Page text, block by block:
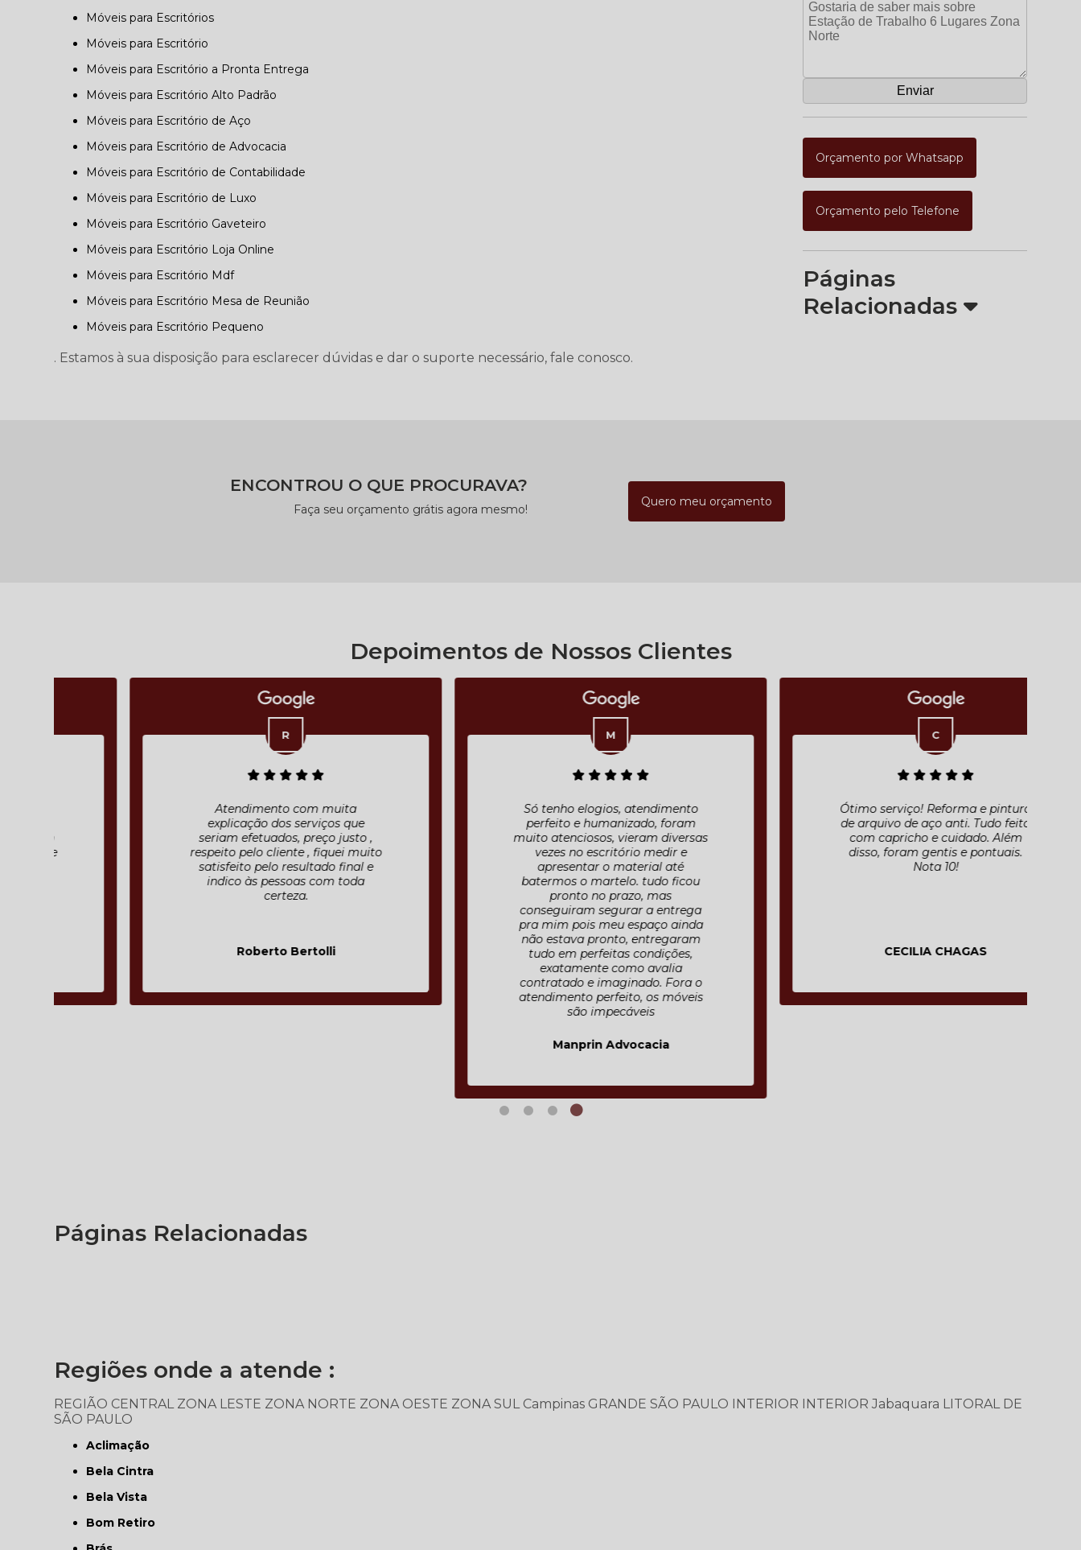
Móveis para Escritórios
Móveis para Escritório
Móveis para Escritório a Pronta Entrega
Móveis para Escritório Alto Padrão
Móveis para Escritório de Aço
Móveis para Escritório de Advocacia
Móveis para Escritório de Contabilidade
Móveis para Escritório de Luxo
Móveis para Escritório Gaveteiro
Móveis para Escritório Loja Online
Móveis para Escritório Mdf
Móveis para Escritório Mesa de Reunião
Móveis para Escritório Pequeno
. Estamos à sua disposição para esclarecer dúvidas e dar o suporte necessário, fale conosco.
Orçamento por Whatsapp
Orçamento pelo Telefone
Páginas
Relacionadas
ENCONTROU O QUE PROCURAVA?
Faça seu orçamento grátis agora mesmo!
Quero meu orçamento
Depoimentos de Nossos Clientes
Atendimento com muita
explicação dos serviços que
seriam efetuados, preço justo ,
respeito pelo cliente , fiquei muito
satisfeito pelo resultado final e
indico às pessoas com toda
Roberto Bertolli
Só tenho elogios, atendimento
perfeito e humanizado, foram
muito atenciosos, vieram diversas
vezes no escritório medir e
apresentar o material até
batermos o martelo. tudo ficou
pronto no prazo, mas
conseguiram segurar a entrega
pra mim pois meu espaço ainda
não estava pronto, entregaram
tudo em perfeitas condições,
exatamente como avalia
contratado e imaginado. Fora o
atendimento perfeito, os móveis
são impecáveis
Manprin Advocacia
Ótimo serviço! Reforma e pintura
de arquivo de aço anti. Tudo feito
com capricho e cuidado. Além
disso, foram gentis e pontuais.
CECILIA CHAGAS
Páginas Relacionadas
Regiões onde a atende :
REGIÃO CENTRAL ZONA LESTE ZONA NORTE ZONA OESTE ZONA SUL Campinas GRANDE SÃO PAULO INTERIOR INTERIOR Jabaquara LITORAL DE
SÃO PAULO
Aclimação
Bela Cintra
Bela Vista
Bom Retiro